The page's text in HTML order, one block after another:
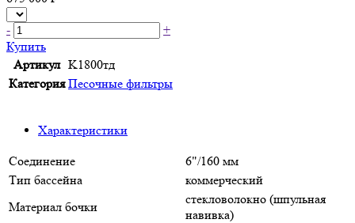
-
+
Купить
Артикул K1800тд
Категория Песочные фильтры
Характеристики
Соединение
6"/160 мм
Тип бассейна
коммерческий
Материал бочки
стекловолокно (шпульная
навивка)